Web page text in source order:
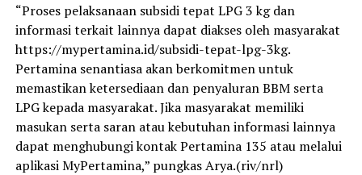
“Proses pelaksanaan subsidi tepat LPG 3 kg dan
informasi terkait lainnya dapat diakses oleh masyarakat
https://mypertamina.id/subsidi-tepat-lpg-3kg.
Pertamina senantiasa akan berkomitmen untuk
memastikan ketersediaan dan penyaluran BBM serta
LPG kepada masyarakat. Jika masyarakat memiliki
masukan serta saran atau kebutuhan informasi lainnya
dapat menghubungi kontak Pertamina 135 atau melalui
aplikasi MyPertamina,” pungkas Arya.(riv/nrl)